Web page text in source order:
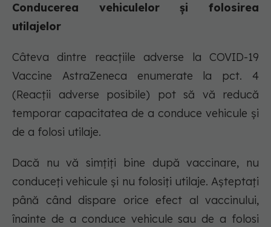
Conducerea vehiculelor și folosirea
utilajelor
Câteva dintre reacțiile adverse la COVID-19
Vaccine AstraZeneca enumerate la pct. 4
(Reacții adverse posibile) pot să vă reducă
temporar capacitatea de a conduce vehicule și
de a folosi utilaje.
Dacă nu vă simțiți bine după vaccinare, nu
conduceți vehicule și nu folosiți utilaje. Așteptați
până când dispare orice efect al vaccinului,
înainte de a conduce vehicule sau de a folosi